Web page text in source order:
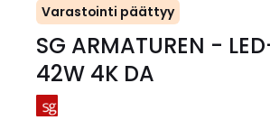
Varastointi päättyy
SG ARMATUREN -
42W 4K DA